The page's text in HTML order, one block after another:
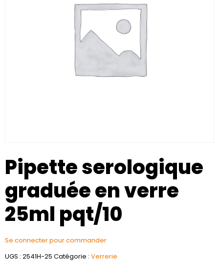
Pipette serologique
graduée en verre
25ml pqt/10
Se connecter pour commander
UGS : 2541H-25 Catégorie : Verrerie